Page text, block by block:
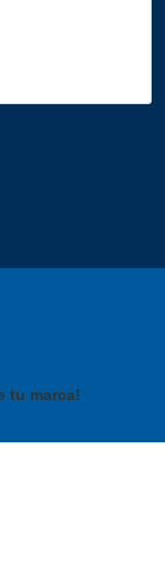
tu marca!